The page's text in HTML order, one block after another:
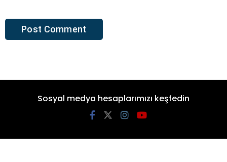
Sosyal medya hesaplarımızı keşfedin